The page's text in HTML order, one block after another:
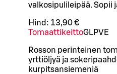
valkosipulileipää. Sopii
Hind: 13,90 €
TomaattikeittoGLPVE
Rosson perinteinen
yrttiöljyä ja
kurpitsansiemeniä